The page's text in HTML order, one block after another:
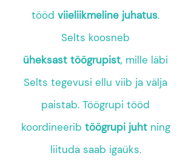
tööd viieliikmeline juhatus.
Selts koosneb
üheksast töögrupist, mille läbi
Selts tegevusi ellu viib ja välja
paistab. Töögrupi tööd
koordineerib töögrupi juhtning
liituda saab igaüks.